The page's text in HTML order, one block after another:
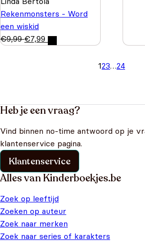
Rekenmonsters - Word
een wiskid
€9,99 €7,99
123…24
Heb je een vraag?
Vind binnen no-time antwoord op je
klantenservice pagina.
Klantenservice
Alles van Kinderboekjes.be
Zoek op leeftijd
Zoeken op auteur
Zoek naar merken
Zoek naar series of karakters